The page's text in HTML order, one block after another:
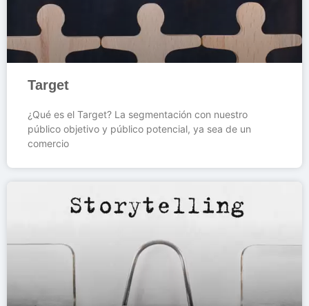
Target
¿Qué es el Target? La segmentación con nuestro
público objetivo y público potencial, ya sea de un
comercio